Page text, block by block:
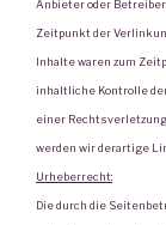
Anbieter oder
Zeitpunkt der
Inhalte waren zum
inhaltliche Kontrolle
einer
werden wir derartige
Urheberrecht:
Die durch die